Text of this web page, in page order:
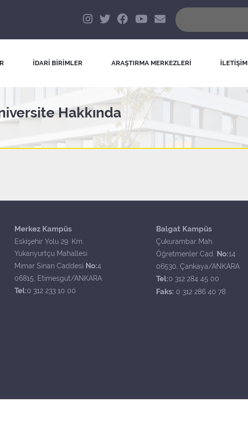
İDARİ BİRİMLER ARAŞTIRMA MERKEZLERİ İLETİŞİM
Hakkında
Merkez Kampüs
Eskişehir Yolu 29. Km.
Yukarıyurtçu Mahallesi
Mimar Sinan Caddesi No:4
06815, Etimesgut/ANKARA
Tel:0 312 233 10 00
Balgat Kampüs
Çukurambar Mah.
Öğretmenler Cad. No:14
06530, Çankaya/ANKARA
Tel:0 312 284 45 00
Faks: 0 312 286 40 78